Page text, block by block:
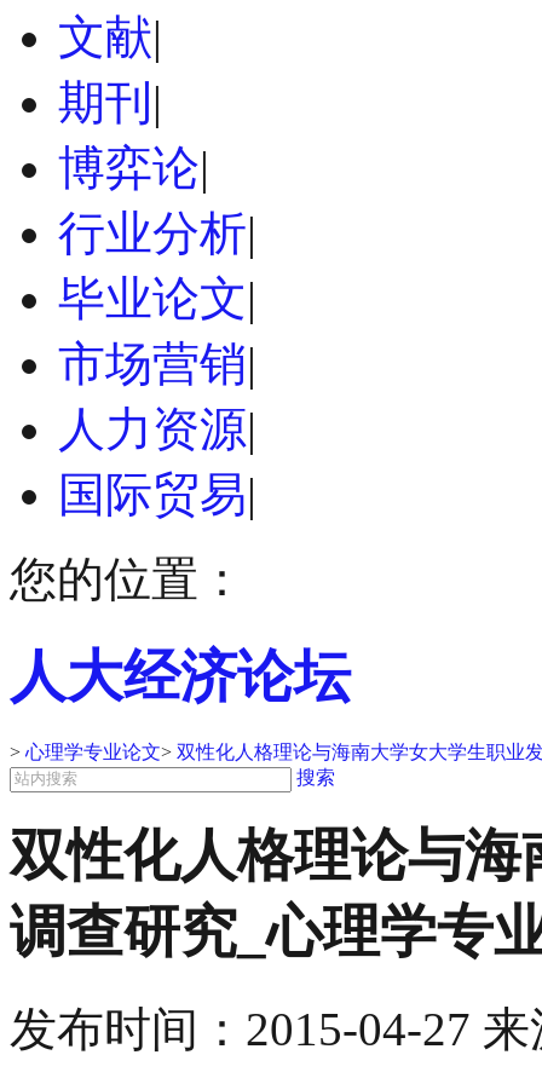
文献|
期刊 |
博弈论|
行业分析|
毕业论文|
市场营销|
人力资源|
国际贸易|
您的位置：
人大经济论坛
> 心理学专业论文> 双性化人格理论与海南大学女大学生职业
搜索
双性化人格理论与
调查研究_心理学专
发布时间： 2015-04-27 来